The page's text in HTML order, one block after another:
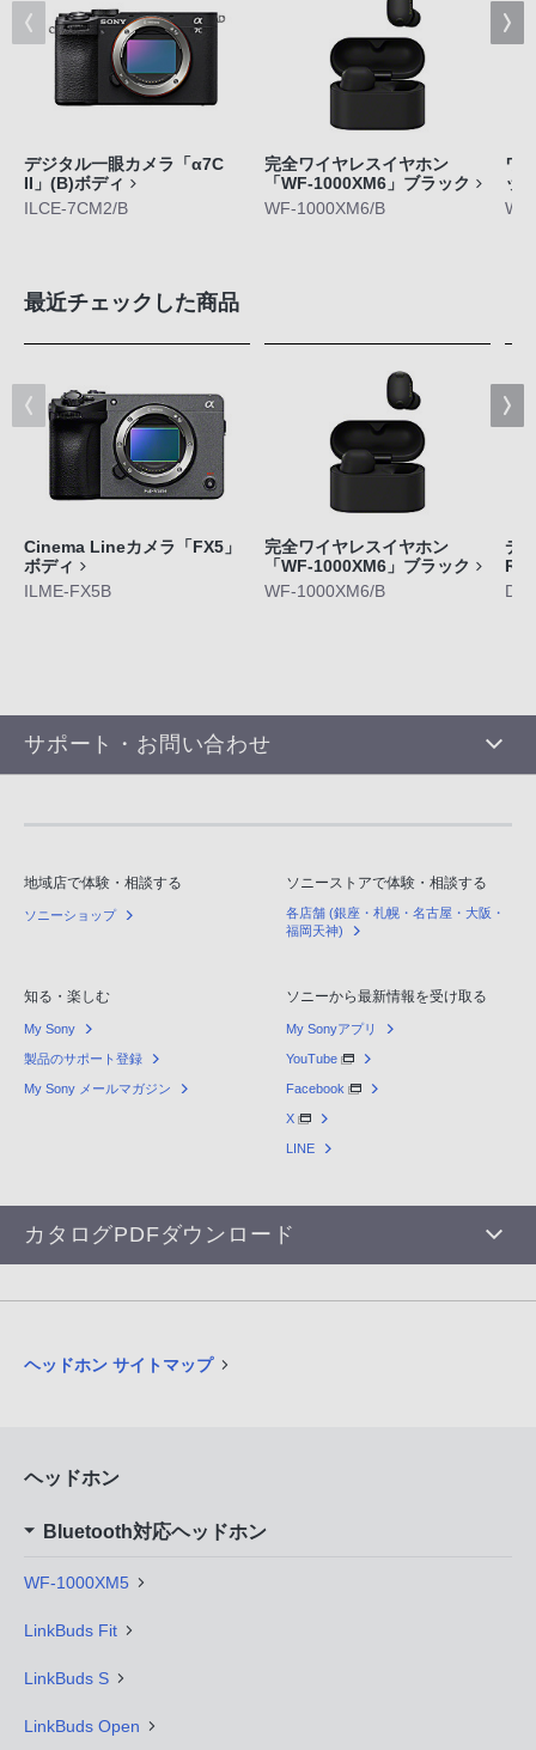
デジタル一眼カメラ「α7C
II」(B)ボディ
ILCE-7CM2/B
完全ワイヤレスイヤホン
「WF-1000XM6」ブラック
WF-1000XM6/B
ワ
ッ
最近チェックした商品
Cinema Lineカメラ「FX5」
ボディ
ILME-FX5B
完全ワイヤレスイヤホン
「WF-1000XM6」ブラック
WF-1000XM6/B
デ
サポート・お問い合わせ
地域店で体験・相談する
ソニーショップ
ソニーストアで体験・相談する
各店舗 (銀座・札幌・名古屋・大阪・
福岡天神)
知る・楽しむ
My Sony
製品のサポート登録
My Sony メールマガジン
ソニーから最新情報を受け取る
My Sonyアプリ
YouTube
Facebook
X
LINE
カタログPDFダウンロード
ヘッドホン サイトマップ
ヘッドホン
Bluetooth対応ヘッドホン
WF-1000XM5
LinkBuds Fit
LinkBuds S
LinkBuds Open